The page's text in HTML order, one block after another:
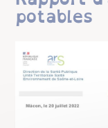
potables